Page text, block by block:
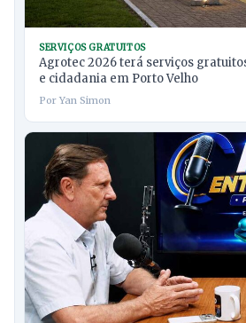
SERVIÇOS GRATUITOS
Agrotec 2026 terá serviços
e cidadania em Porto Velho
Por Yan Simon